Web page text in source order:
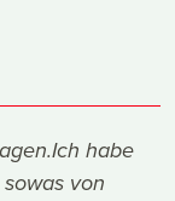
habe
von